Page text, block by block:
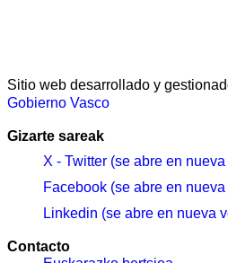
Sitio web desarrollado y
Gobierno Vasco
Gizarte sareak
X - Twitter (se abre en
Facebook (se abre en
Linkedin (se abre en nueva
Contacto